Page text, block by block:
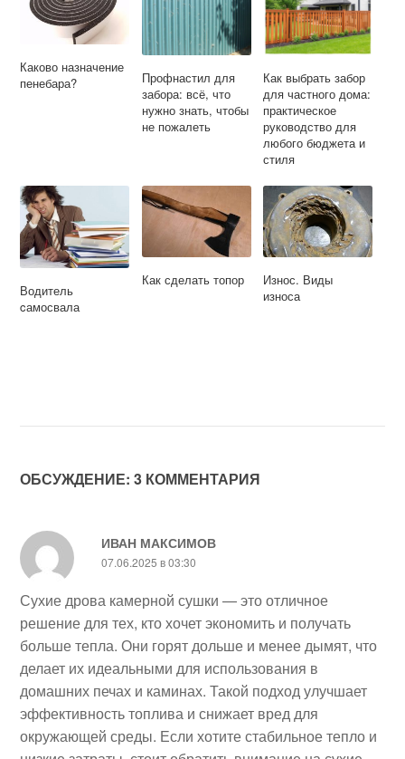
Каково назначение
пенебара?
Профнастил для
забора: всё, что
нужно знать, чтобы
не пожалеть
Как выбрать забор
для частного дома:
практическое
руководство для
любого бюджета и
стиля
Водитель
cамосвала
Как сделать топор
Износ. Виды
износа
ОБСУЖДЕНИЕ: 3 КОММЕНТАРИЯ
ИВАН МАКСИМОВ
07.06.2025 в 03:30
Сухие дрова камерной сушки — это отличное
решение для тех, кто хочет экономить и получать
больше тепла. Они горят дольше и менее дымят, что
делает их идеальными для использования в
домашних печах и каминах. Такой подход улучшает
эффективность топлива и снижает вред для
окружающей среды. Если хотите стабильное тепло и